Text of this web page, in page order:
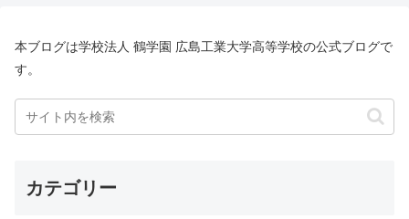
本ブログは学校法人 鶴学園 広島工業大学高等学校の公式ブログで
す。
カテゴリー